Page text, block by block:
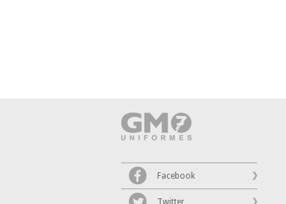
Facebook
Twitter